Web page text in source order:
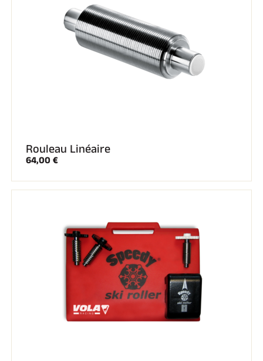
SKI COMPÉTITION
SKI TOUT TERRAIN
Rouleau Linéaire
64,00 €